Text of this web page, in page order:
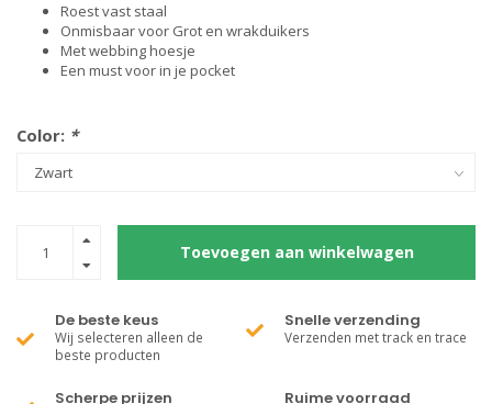
Roest vast staal
Onmisbaar voor Grot en wrakduikers
Met webbing hoesje
Een must voor in je pocket
Color: *
Toevoegen aan winkelwagen
De beste keus
Wij selecteren alleen de
beste producten
Snelle verzending
Verzenden met track en trace
Scherpe prijzen Ruime voorraad